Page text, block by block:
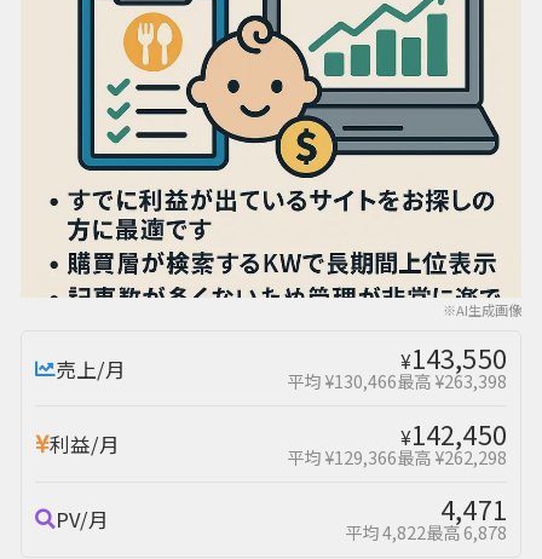
※AI生成画像
売上/月 ¥143,550
平均 ¥130,466最高 ¥263,398
利益/月 ¥142,450
平均 ¥129,366最高 ¥262,298
PV/月 4,471
平均 4,822最高 6,878